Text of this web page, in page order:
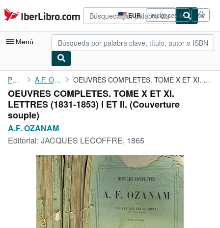
Pasar al contenido principal
IberLibro.com EUR
Preferencias
de
compra
del
Iniciar sesión
Menú
Mi cuenta
Consultar mis pedidos
Búsqueda avanzada
Colecciones
Arte y coleccionismo
Vendedores
Comenzar a vender
Portada A.F. OZANAM OEUVRES COMPLETES. TOME X ET XI. LETTRES (1831-1853) I ET II.
OEUVRES COMPLETES. TOME X ET XI.
LETTRES (1831-1853) I ET II. (Couverture
souple)
A.F. OZANAM
Editorial: JACQUES LECOFFRE, 1865